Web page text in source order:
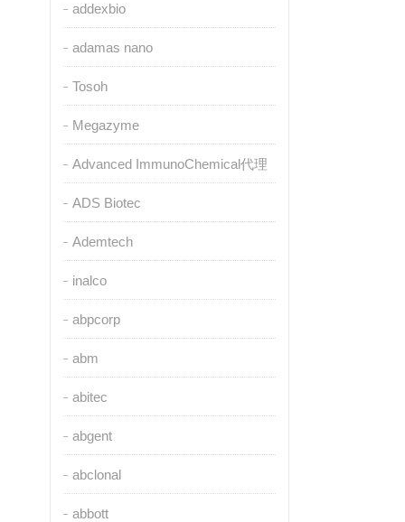
addexbio
adamas nano
Tosoh
Megazyme
Advanced ImmunoChemical代理
ADS Biotec
Ademtech
inalco
abpcorp
abm
abitec
abgent
abclonal
abbott